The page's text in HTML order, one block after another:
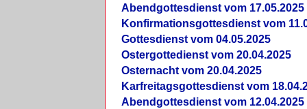
Abendgottesdienst vom 17.05.2025
Konfirmationsgottesdienst vom
Gottesdienst vom 04.05.2025
Ostergottedienst vom 20.04.2025
Osternacht vom 20.04.2025
Karfreitagsgottesdienst vom
Abendgottesdienst vom 12.04.2025